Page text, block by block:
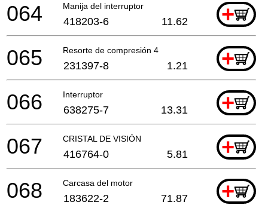
Manija del interruptor +
064 418203-6 11.62
Resorte de compresión 4 +
065 231397-8 1.21
Interruptor +
066 638275-7 13.31
CRISTAL DE VISIÓN +
067 416764-0 5.81
Carcasa del motor +
068 183622-2 71.87